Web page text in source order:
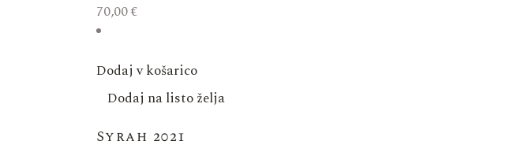
70,00€
Dodaj v košarico
Dodaj na listo želja
Syrah 2021